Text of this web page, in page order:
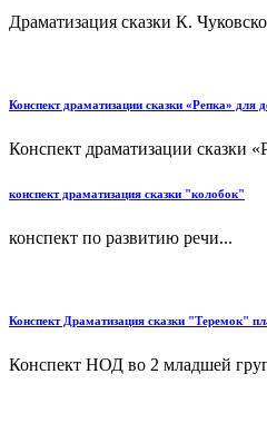
Драматизация сказки К.
Конспект драматизации сказки «Репка» для
Конспект драматизации сказки
конспект драматизация сказки "колобок"
конспект по развитию речи...
Конспект Драматизация сказки "Теремок"
Конспект НОД во 2 младшей